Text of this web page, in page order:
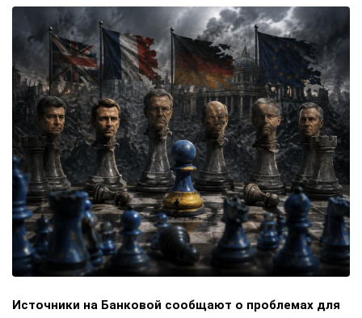
Источники на Банковой сообщают о проблемах для